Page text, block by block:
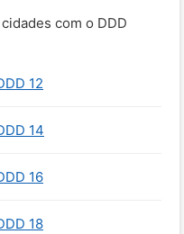
com o DDD
12
14
16
18